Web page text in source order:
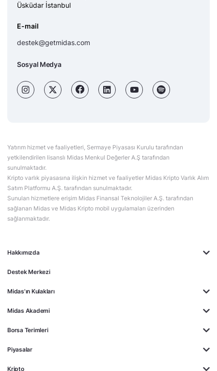
Hakkımızda
Destek Merkezi
Midas'ın Kulakları
Midas Akademi
Borsa Terimleri
Piyasalar
Kripto
Üsküdar İstanbul
E-mail
destek@getmidas.com
Sosyal Medya
Yatırım hizmet ve faaliyetleri, Sermaye Piyasası Kurulu tarafından
yetkilendirilen lisanslı Midas Menkul Değerler A.Ş tarafından
sunulmaktadır.
Kripto varlık piyasasına ilişkin hizmet ve faaliyetler Midas Kripto Varlık Alım
Satım Platformu A.Ş. tarafından sunulmaktadır.
Sunulan hizmetlere erişim Midas Finansal Teknolojiler A.Ş. tarafından
sağlanan Midas ve Midas Kripto mobil uygulamaları üzerinden
sağlanmaktadır.